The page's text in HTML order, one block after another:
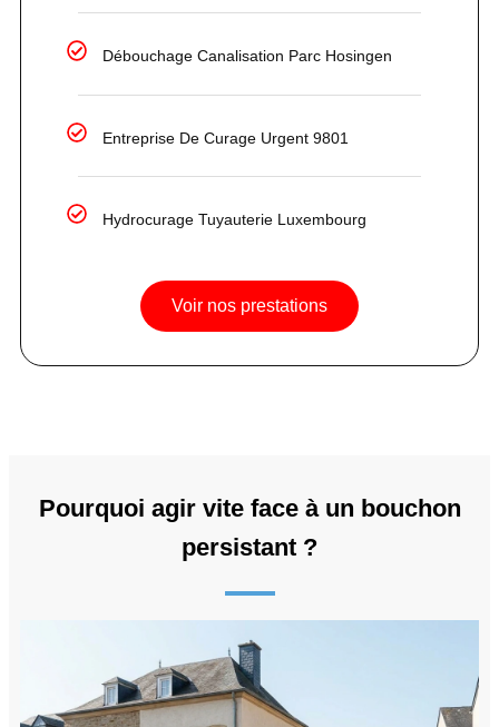
Débouchage Canalisation Parc Hosingen
Entreprise De Curage Urgent 9801
Hydrocurage Tuyauterie Luxembourg
Voir nos prestations
Pourquoi agir vite face à un bouchon
persistant ?